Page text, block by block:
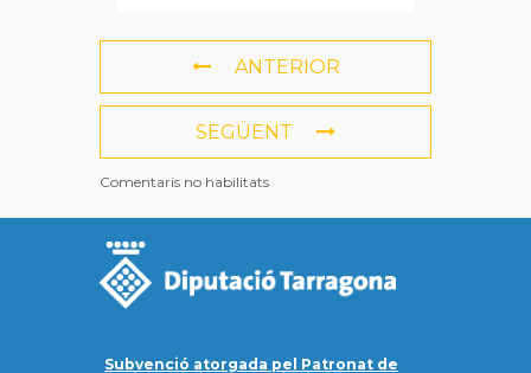
ANTERIOR
SEGÜENT
Comentaris no habilitats
Subvenció atorgada pel Patronat de